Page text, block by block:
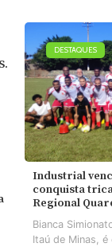
DESTAQUES
Industrial
conquista
Regional
Bianca
Itaú de Minas,